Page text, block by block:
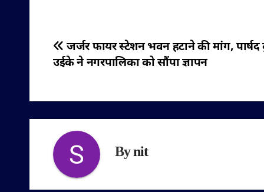
पोस्ट
नेविगेशन
जर्जर फायर स्टेशन भवन हटाने की मांग, पार्षद
उईके ने नगरपालिका को सौंपा ज्ञापन
Bynit